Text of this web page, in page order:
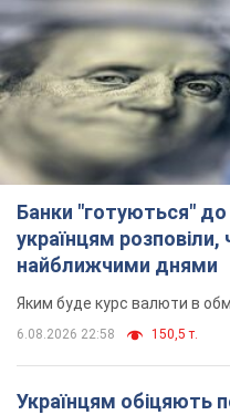
Банки "готуються"
українцям розповіли,
найближчими днями
Яким буде курс валюти в
6.08.2026 22:58 150,5 т.
Українцям обіцяють